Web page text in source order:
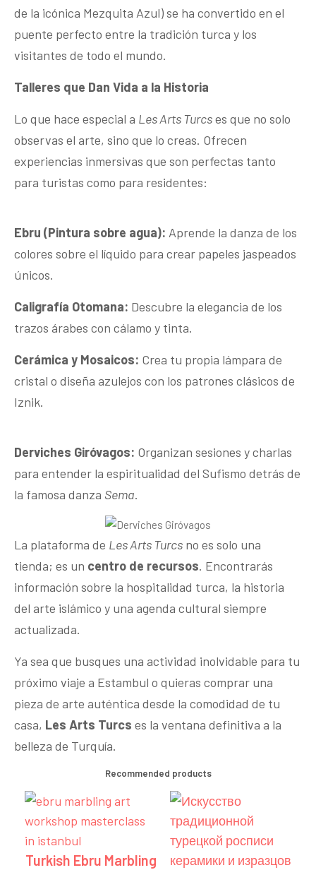
de la icónica Mezquita Azul) se ha convertido en el
puente perfecto entre la tradición turca y los
visitantes de todo el mundo.
Talleres que Dan Vida a la Historia
Lo que hace especial a Les Arts Turcses que no solo
observas el arte, sino que lo creas. Ofrecen
experiencias inmersivas que son perfectas tanto
para turistas como para residentes:
Ebru (Pintura sobre agua): Aprende la danza de los
colores sobre el líquido para crear papeles jaspeados
únicos.
Caligrafía Otomana: Descubre la elegancia de los
trazos árabes con cálamo y tinta.
Cerámica y Mosaicos: Crea tu propia lámpara de
cristal o diseña azulejos con los patrones clásicos de
Iznik.
Derviches Giróvagos: Organizan sesiones y charlas
para entender la espiritualidad del Sufismo detrás de
la famosa danza Sema.
La plataforma de Les Arts Turcs no es solo una
tienda; es un centro de recursos. Encontrarás
información sobre la hospitalidad turca, la historia
del arte islámico y una agenda cultural siempre
actualizada.
Ya sea que busques una actividad inolvidable para tu
próximo viaje a Estambul o quieras comprar una
pieza de arte auténtica desde la comodidad de tu
casa, Les Arts Turcs es la ventana definitiva a la
belleza de Turquía.
Recommended products
Turkish Ebru Marbling